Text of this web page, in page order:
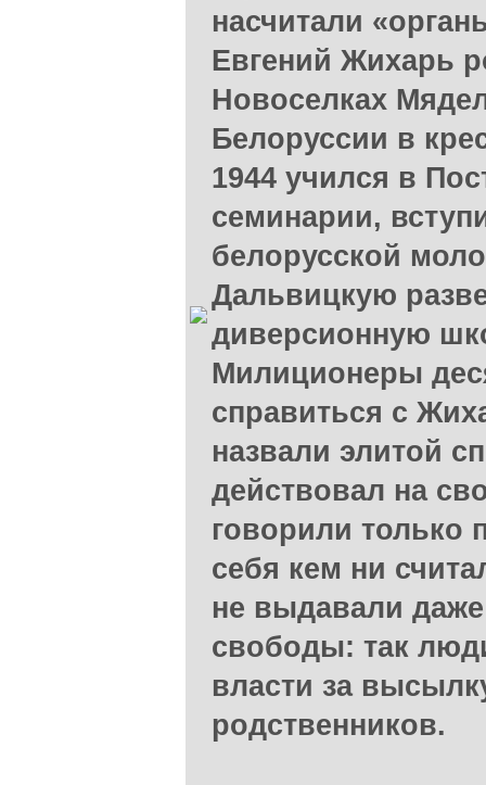
насчитали
Евгений Жихарь
Новоселках
Белоруссии в
1944 учился в
семинарии,
белорусской
Дальвицкую
диверсионную
Милиционеры
справиться с
назвали элитой
действовал на
говорили только
себя кем ни
не выдавали
свободы: так
власти за
родственников.